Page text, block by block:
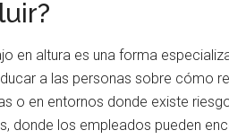
en altura es una forma
a las personas sobre cómo
o en entornos donde existe
donde los empleados pueden